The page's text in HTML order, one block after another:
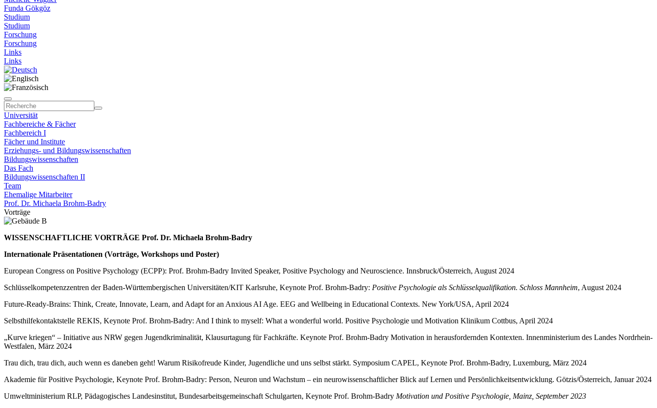
Funda Gökgöz
Studium
Studium
Forschung
Forschung
Links
Links
Universität
Fachbereiche & Fächer
Fachbereich I
Fächer und Institute
Erziehungs- und Bildungswissenschaften
Bildungswissenschaften
Das Fach
Bildungswissenschaften II
Team
Ehemalige Mitarbeiter
Prof. Dr. Michaela Brohm-Badry
Vorträge
WISSENSCHAFTLICHE VORTRÄGE Prof. Dr. Michaela Brohm-Badry
Internationale Präsentationen (Vorträge, Workshops und Poster)
European Congress on Positive Psychology (ECPP): Prof. Brohm-Badry Invited Speaker, Positive Psychology and Neuroscience. Innsbruck/Österreich, August 2024
Schlüsselkompetenzzentren der Baden-Württembergischen Universitäten/KIT Karlsruhe, Keynote Prof. Brohm-Badry: Positive Psychologie als Schlüsselqualifikation. Schloss Mannheim, August 2024
Future-Ready-Brains: Think, Create, Innovate, Learn, and Adapt for an Anxious AI Age. EEG and Wellbeing in Educational Contexts. New York/USA, April 2024
Selbsthilfekontaktstelle REKIS, Keynote Prof. Brohm-Badry: And I think to myself: What a wonderful world. Positive Psychologie und Motivation Klinikum Cottbus, April 2024
„Kurve kriegen“ – Initiative aus NRW gegen Jugendkriminalität, Klausurtagung für Fachkräfte. Keynote Prof. Brohm-Badry Motivation in herausfordernden Kontexten. Innenministerium des Landes Nordrhein-
Westfalen, März 2024
Trau dich, trau dich, auch wenn es daneben geht! Warum Risikofreude Kinder, Jugendliche und uns selbst stärkt. Symposium CAPEL, Keynote Prof. Brohm-Badry, Luxemburg, März 2024
Akademie für Positive Psychologie, Keynote Prof. Brohm-Badry: Person, Neuron und Wachstum – ein neurowissenschaftlicher Blick auf Lernen und Persönlichkeitsentwicklung. Götzis/Österreich, Januar 2024
Umweltministerium RLP, Pädagogisches Landesinstitut, Bundesarbeitsgemeinschaft Schulgarten, Keynote Prof. Brohm-Badry Motivation und Positive Psychologie, Mainz, September 2023